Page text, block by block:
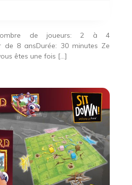
Nombre de joueurs: 2 à 4
de 8 ansDurée: 30 minutes Ze
êtes une fois […]